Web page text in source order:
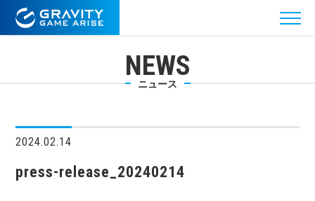
NEWS
ニュース
2024.02.14
press-release_20240214